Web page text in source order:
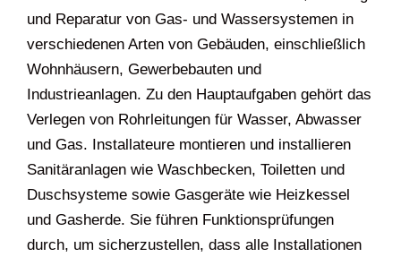
und Reparatur von Gas- und Wassersystemen in
verschiedenen Arten von Gebäuden, einschließlich
Wohnhäusern, Gewerbebauten und
Industrieanlagen. Zu den Hauptaufgaben gehört das
Verlegen von Rohrleitungen für Wasser, Abwasser
und Gas. Installateure montieren und installieren
Sanitäranlagen wie Waschbecken, Toiletten und
Duschsysteme sowie Gasgeräte wie Heizkessel
und Gasherde. Sie führen Funktionsprüfungen
durch, um sicherzustellen, dass alle Installationen